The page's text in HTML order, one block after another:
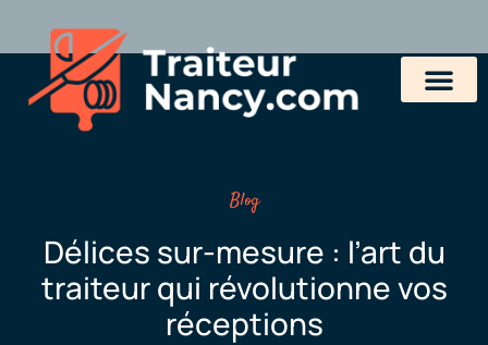
Blog
Délices sur-mesure : l’art du
traiteur qui révolutionne vos
réceptions